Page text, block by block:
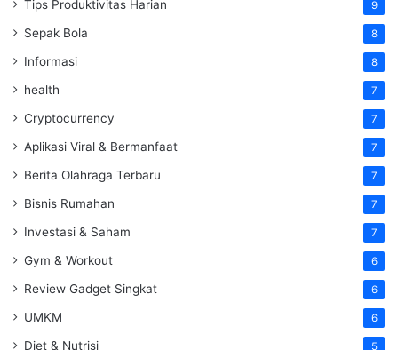
Tips Produktivitas Harian 9
Sepak Bola 8
Informasi 8
health 7
Cryptocurrency 7
Aplikasi Viral & Bermanfaat 7
Berita Olahraga Terbaru 7
Bisnis Rumahan 7
Investasi & Saham 7
Gym & Workout 6
Review Gadget Singkat 6
UMKM 6
Diet & Nutrisi 5